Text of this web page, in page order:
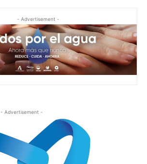
- Advertisement -
- Advertisement -